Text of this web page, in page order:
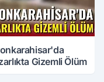
Gizemli Ölüm